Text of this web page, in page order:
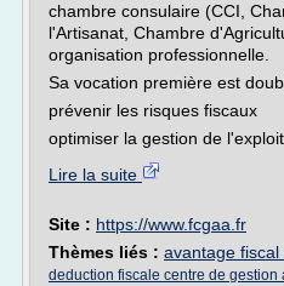
chambre consulaire (CCI,
l'Artisanat, Chambre
organisation professionnelle.
Sa vocation première est
prévenir les risques fiscaux
optimiser la gestion de
Lire la suite
Site : https://www.fcgaa.fr
Thèmes liés : avantage
deduction fiscale centre de gestion